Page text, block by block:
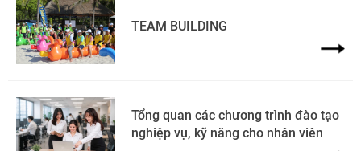
TEAM BUILDING
Tổng quan các chương trình đào tạo
nghiệp vụ, kỹ năng cho nhân viên